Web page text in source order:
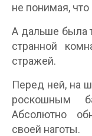
не понимая,
А дальше была
странной
стражей.
Перед ней, на
роскошным
Абсолютно
своей наготы.